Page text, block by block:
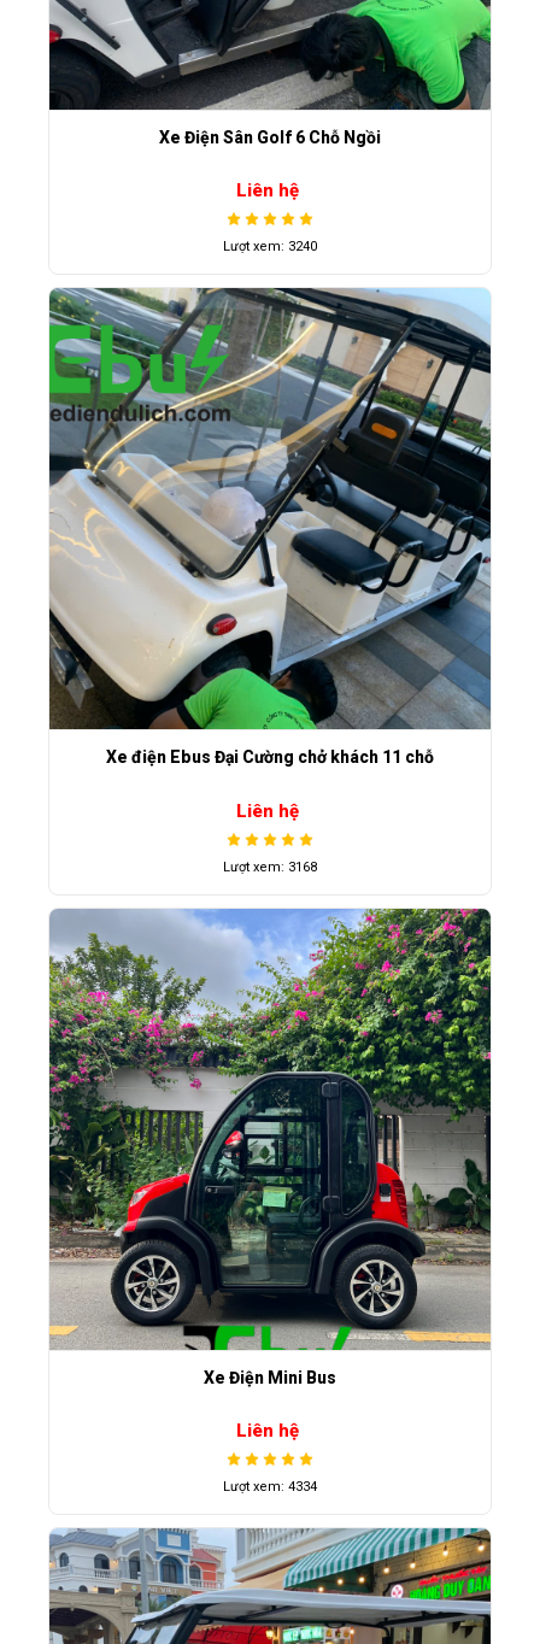
Xe Điện Sân Golf 6 Chỗ Ngồi
Liên hệ
Lượt xem: 3240
Xe điện Ebus Đại Cường chở khách 11 chỗ
Liên hệ
Lượt xem: 3168
Xe Điện Mini Bus
Liên hệ
Lượt xem: 4334